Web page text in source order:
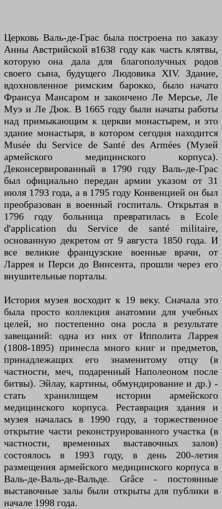
Церковь Валь-де-Грас была построена по заказу
Анны Австрийской в ​​1638 году как часть клятвы,
которую она дала для благополучных родов
своего сына, будущего Людовика XIV. Здание,
вдохновленное римским барокко, было начато
Франсуа Мансаром и закончено Ле Мерсье, Ле
Муэ и Ле Дюк. В 1665 году были начаты работы
над примыкающим к церкви монастырем, и это
здание монастыря, в котором сегодня находится
Musée du Service de Santé des Armées (Музей
армейского медицинского корпуса).
Деконсервированный в 1790 году Валь-де-Грас
был официально передан армии указом от 31
июля 1793 года, а в 1795 году Конвенцией он был
преобразован в военный госпиталь. Открытая в
1796 году больница превратилась в Ecole
d'application du Service de santé militaire,
основанную декретом от 9 августа 1850 года. И
все великие французские военные врачи, от
Ларрея и Перси до Винсента, прошли через его
внушительные порталы.
История музея восходит к 19 веку. Сначала это
была просто коллекция анатомии для учебных
целей, но постепенно она росла в результате
завещаний: одна из них от Ипполита Ларрея
(1808-1895) принесла много книг и предметов,
принадлежащих его знаменитому отцу (в
частности, меч, подаренный Наполеоном после
битвы). Эйлау, картины, обмундирование и др.) -
стать хранилищем истории армейского
медицинского корпуса. Реставрация здания и
музея началась в 1990 году, а торжественное
открытие части реконструированного участка (в
частности, временных выставочных залов)
состоялось в 1993 году, в день 200-летия
размещения армейского медицинского корпуса в
Валь-де-Валь-де-Вальде. Grâce - постоянные
выставочные залы были открыты для публики в
начале 1998 года.